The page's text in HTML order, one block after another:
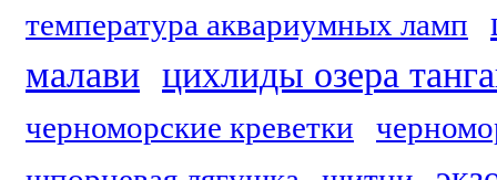
температура аквариумных ламп
малави цихлиды озера
черноморские креветки